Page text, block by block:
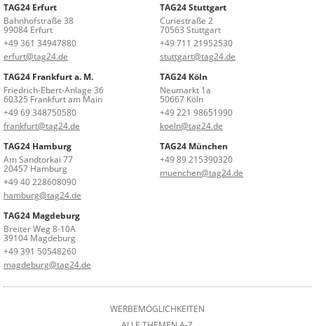
TAG24 Erfurt
Bahnhofstraße 38
99084 Erfurt
+49 361 34947880
erfurt@tag24.de
TAG24 Stuttgart
Curiestraße 2
70563 Stuttgart
+49 711 21952530
stuttgart@tag24.de
TAG24 Frankfurt a. M.
Friedrich-Ebert-Anlage 36
60325 Frankfurt am Main
+49 69 348750580
frankfurt@tag24.de
TAG24 Köln
Neumarkt 1a
50667 Köln
+49 221 98651990
koeln@tag24.de
TAG24 Hamburg
Am Sandtorkai 77
20457 Hamburg
+49 40 228608090
hamburg@tag24.de
TAG24 München
+49 89 215390320
muenchen@tag24.de
TAG24 Magdeburg
Breiter Weg 8-10A
39104 Magdeburg
+49 391 50548260
magdeburg@tag24.de
WERBEMÖGLICHKEITEN